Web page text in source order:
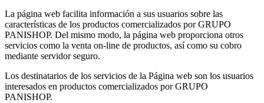
La página web facilita información a sus usuarios sobre las
características de los productos comercializados por GRUPO
PANISHOP. Del mismo modo, la página web proporciona otros
servicios como la venta on-line de productos, así como su cobro
mediante servidor seguro.
Los destinatarios de los servicios de la Página web son los usuarios
interesados en productos comercializados por GRUPO
PANISHOP.